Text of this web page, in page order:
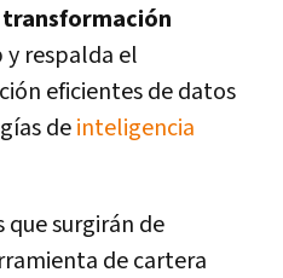
y respalda el
eficientes de datos
deinteligencia
surgirán de
de cartera